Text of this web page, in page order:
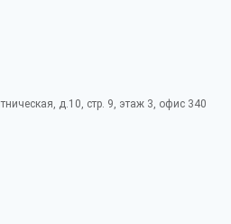
д.10, стр. 9, этаж 3, офис 340